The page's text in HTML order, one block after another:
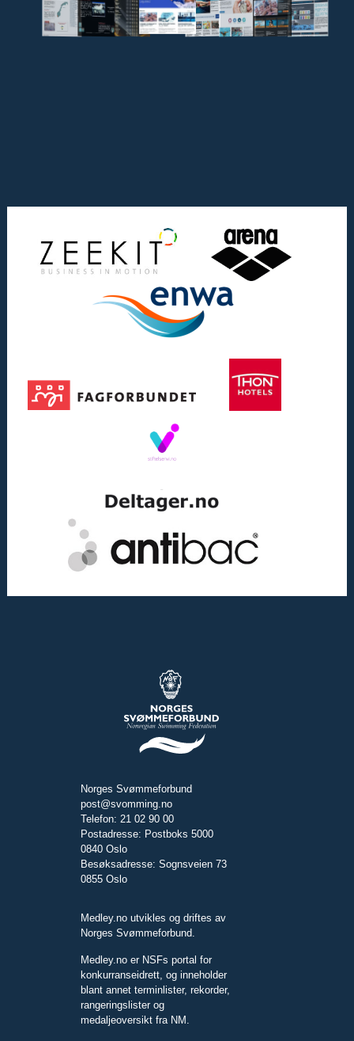
Norges Svømmeforbund
post@svomming.no
Telefon: 21 02 90 00
Postadresse: Postboks 5000
0840 Oslo
Besøksadresse: Sognsveien 73
0855 Oslo
Medley.no utvikles og driftes av
Norges Svømmeforbund.
Medley.no er NSFs portal for
konkurranseidrett, og inneholder
blant annet terminlister, rekorder,
rangeringslister og
medaljeoversikt fra NM.